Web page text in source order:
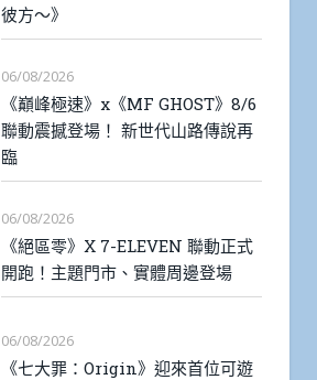
彼方～》
06/08/2026
《巔峰極速》x《MF GHOST》8/6
聯動震撼登場！ 新世代山路傳說再
臨
06/08/2026
《絕區零》X 7-ELEVEN 聯動正式
開跑！主題門市、實體周邊登場
06/08/2026
《七大罪：Origin》迎來首位可遊